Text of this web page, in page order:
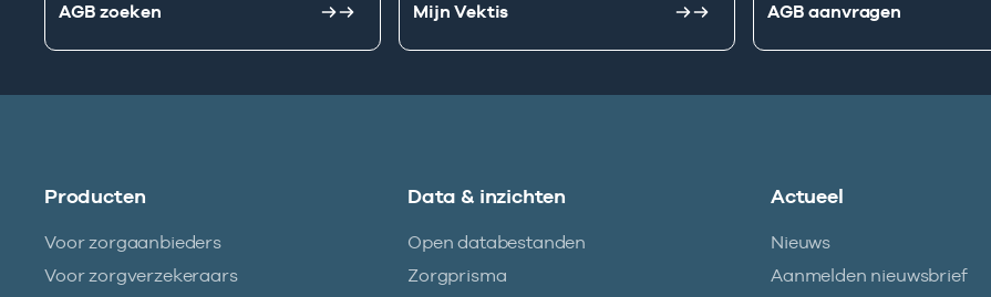
AGB zoeken Mijn Vektis AGB aanvragen
Producten
Voor zorgaanbieders
Voor zorgverzekeraars
Data & inzichten
Open databestanden
Zorgprisma
Actueel
Nieuws
Aanmelden nieuwsbrief